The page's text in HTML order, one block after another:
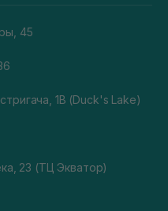
45
1В (Duck's Lake)
23 (ТЦ Экватор)